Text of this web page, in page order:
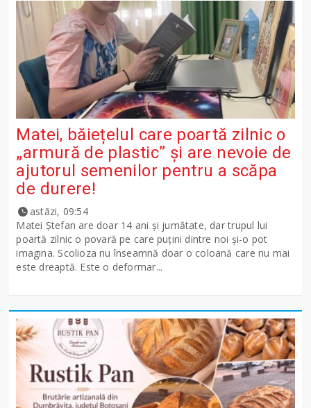
Matei, băiețelul care poartă zilnic o
„armură de plastic” și are nevoie de
ajutorul semenilor pentru a scăpa
de durere!
astăzi, 09:54
Matei Ștefan are doar 14 ani și jumătate, dar trupul lui
poartă zilnic o povară pe care puțini dintre noi și-o pot
imagina. Scolioza nu înseamnă doar o coloană care nu mai
este dreaptă. Este o deformar...